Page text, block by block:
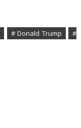
# Donald Trump
#